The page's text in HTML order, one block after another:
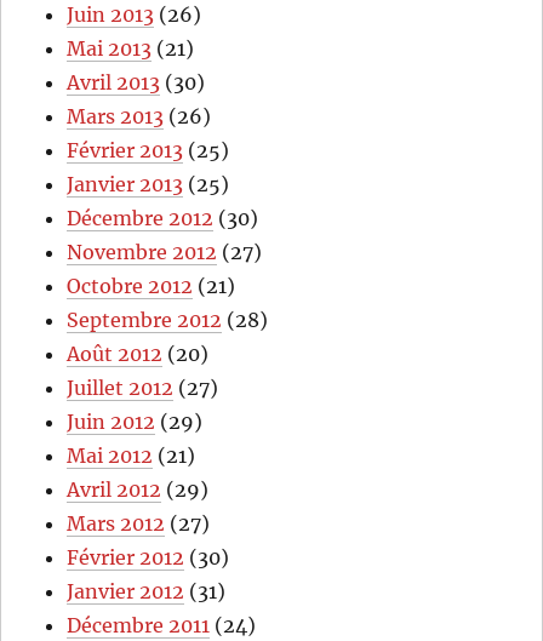
Juin 2013 (26)
Mai 2013 (21)
Avril 2013 (30)
Mars 2013 (26)
Février 2013 (25)
Janvier 2013 (25)
Décembre 2012 (30)
Novembre 2012 (27)
Octobre 2012 (21)
Septembre 2012 (28)
Août 2012 (20)
Juillet 2012 (27)
Juin 2012 (29)
Mai 2012 (21)
Avril 2012 (29)
Mars 2012 (27)
Février 2012 (30)
Janvier 2012 (31)
Décembre 2011 (24)